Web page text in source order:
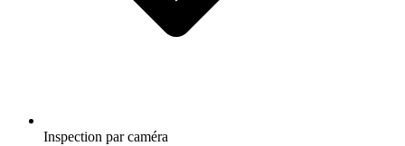
Inspection par caméra